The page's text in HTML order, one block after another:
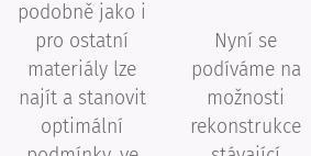
podobně jako i
pro ostatní
materiály lze
najít a stanovit
optimální
Nyní se
podíváme na
možnosti
rekonstrukce